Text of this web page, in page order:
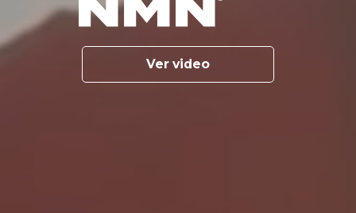
Ver video